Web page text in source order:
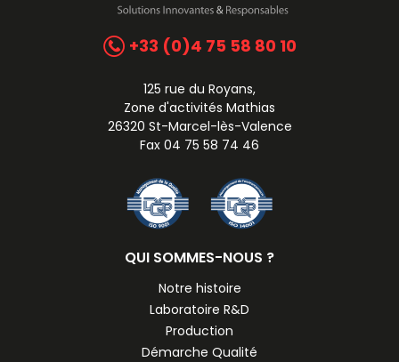
+33 (0)4 75 58 80 10
125 rue du Royans,
Zone d'activités Mathias
26320 St-Marcel-lès-Valence
Fax 04 75 58 74 46
QUI SOMMES-NOUS ?
Notre histoire
Laboratoire R&D
Production
Démarche Qualité